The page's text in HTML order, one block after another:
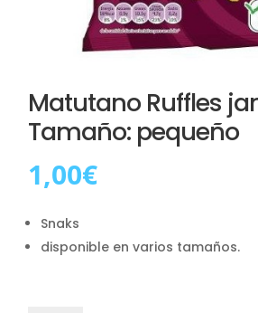
Matutano Ruffles
Tamaño: pequeño
1,00€
Snaks
disponible en varios tamaños.